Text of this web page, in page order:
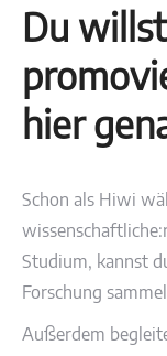
Du
hier
Schon als Hiwi
Studium, kannst
Forschung
Außerdem